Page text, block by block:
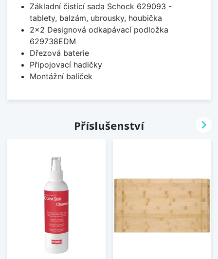
Základní čistící sada Schock 629093 -
tablety, balzám, ubrousky, houbička
2x2 Designová odkapávací podložka
629738EDM
Dřezová baterie
Připojovací hadičky
Montážní balíček
Příslušenství 